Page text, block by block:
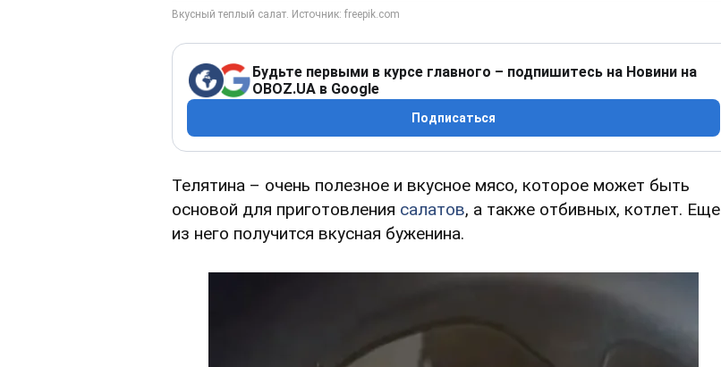
Будьте первыми в курсе главного – подпишитесь на Новини на
OBOZ.UA в Google
Подписаться
Телятина – очень полезное и вкусное мясо, которое может быть
основой для приготовления салатов, а также отбивных, котлет. Еще
из него получится вкусная буженина.